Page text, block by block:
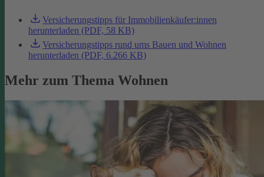
Versicherungstipps für Immobilienkäufer:innen
herunterladen (PDF, 58 KB)
Versicherungstipps rund ums Bauen und Wohnen
herunterladen (PDF, 6.266 KB)
Mehr zum Thema Wohnen